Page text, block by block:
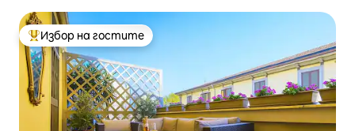
Най-популярен избор на гостите
Избор на гостите